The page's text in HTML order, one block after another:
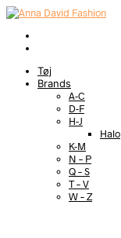
Tøj
Brands
A-C
D-F
H-J
Halo
K-M
N – P
Q – S
T – V
W – Z